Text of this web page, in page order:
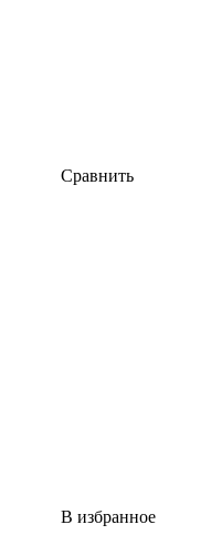
Сравнить
В избранное